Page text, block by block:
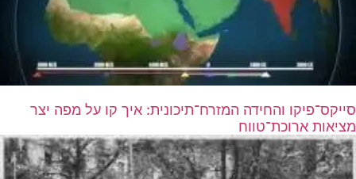
סייקס־פיקו והחידה המזרח־תיכונית: איך קו על מפה יצר
מציאות ארוכת־טווח